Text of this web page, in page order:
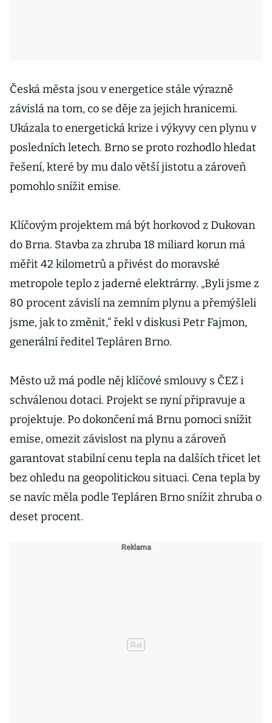
Česká města jsou v energetice stále výrazně
závislá na tom, co se děje za jejich hranicemi.
Ukázala to energetická krize i výkyvy cen plynu v
posledních letech. Brno se proto rozhodlo hledat
řešení, které by mu dalo větší jistotu a zároveň
pomohlo snížit emise.
Klíčovým projektem má být horkovod z Dukovan
do Brna. Stavba za zhruba 18 miliard korun má
měřit 42 kilometrů a přivést do moravské
metropole teplo z jaderné elektrárny. „Byli jsme z
80 procent závislí na zemním plynu a přemýšleli
jsme, jak to změnit,“ řekl v diskusi Petr Fajmon,
generální ředitel Tepláren Brno.
Město už má podle něj klíčové smlouvy s ČEZ i
schválenou dotaci. Projekt se nyní připravuje a
projektuje. Po dokončení má Brnu pomoci snížit
emise, omezit závislost na plynu a zároveň
garantovat stabilní cenu tepla na dalších třicet let
bez ohledu na geopolitickou situaci. Cena tepla by
se navíc měla podle Tepláren Brno snížit zhruba o
deset procent.